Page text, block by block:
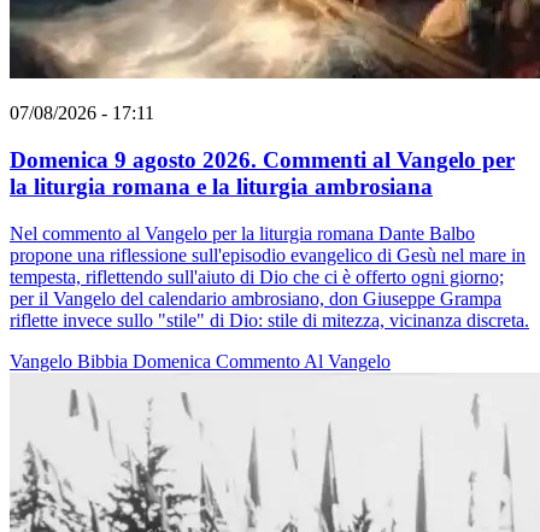
07/08/2026 - 17:11
Domenica 9 agosto 2026. Commenti al Vangelo per
la liturgia romana e la liturgia ambrosiana
Nel commento al Vangelo per la liturgia romana Dante Balbo
propone una riflessione sull'episodio evangelico di Gesù nel mare in
tempesta, riflettendo sull'aiuto di Dio che ci è offerto ogni giorno;
per il Vangelo del calendario ambrosiano, don Giuseppe Grampa
riflette invece sullo "stile" di Dio: stile di mitezza, vicinanza discreta.
Vangelo Bibbia Domenica Commento Al Vangelo